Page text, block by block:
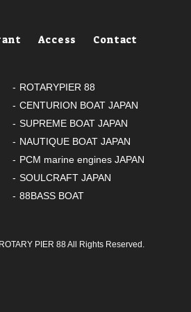
Access Contact
ROTARYPIER 88
CENTURION BOAT JAPAN
SUPREME BOAT JAPAN
NAUTIQUE BOAT JAPAN
PCM marine engines JAPAN
SOULCRAFT JAPAN
88BASS BOAT
ROTARY PIER 88All Rights Reserved.